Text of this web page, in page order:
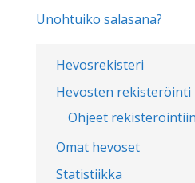
Hevosrekisteri
Hevosten rekisteröinti
Ohjeet rekisteröintiin
Omat hevoset
Statistiikka
Unohtuiko salasana?